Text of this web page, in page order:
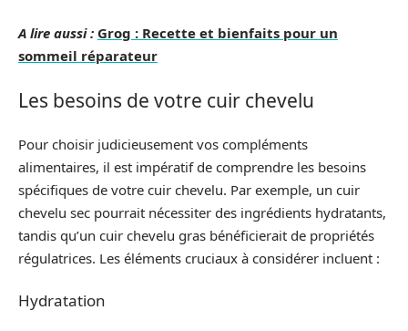
A lire aussi : Grog : Recette et bienfaits pour un
sommeil réparateur
Les besoins de votre cuir chevelu
Pour choisir judicieusement vos compléments
alimentaires, il est impératif de comprendre les besoins
spécifiques de votre cuir chevelu. Par exemple, un cuir
chevelu sec pourrait nécessiter des ingrédients hydratants,
tandis qu’un cuir chevelu gras bénéficierait de propriétés
régulatrices. Les éléments cruciaux à considérer incluent :
Hydratation